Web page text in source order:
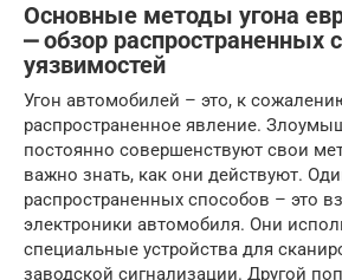
Основные методы угона
⎼ обзор распространенных
уязвимостей
Угон автомобилей – это, к
распространенное явление.
постоянно совершенствуют свои
важно знать, как они действуют.
распространенных способов – это
электроники автомобиля. Они
специальные устройства для
заводской сигнализации. Другой